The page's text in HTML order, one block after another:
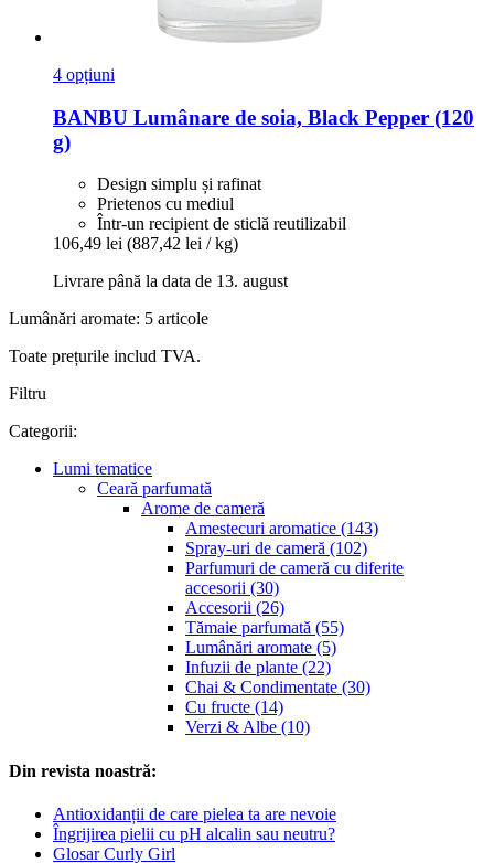
4 opțiuni
BANBU Lumânare de soia, Black Pepper (120
g)
Design simplu și rafinat
Prietenos cu mediul
Într-un recipient de sticlă reutilizabil
106,49 lei (887,42 lei / kg)
Livrare până la data de 13. august
Lumânări aromate: 5 articole
Toate prețurile includ TVA.
Filtru
Categorii:
Lumi tematice
Ceară parfumată
Arome de cameră
Amestecuri aromatice (143)
Spray-uri de cameră (102)
Parfumuri de cameră cu diferite
accesorii (30)
Accesorii (26)
Tămaie parfumată (55)
Lumânări aromate (5)
Infuzii de plante (22)
Chai & Condimentate (30)
Cu fructe (14)
Verzi & Albe (10)
Din revista noastră:
Antioxidanții de care pielea ta are nevoie
Îngrijirea pielii cu pH alcalin sau neutru?
Glosar Curly Girl